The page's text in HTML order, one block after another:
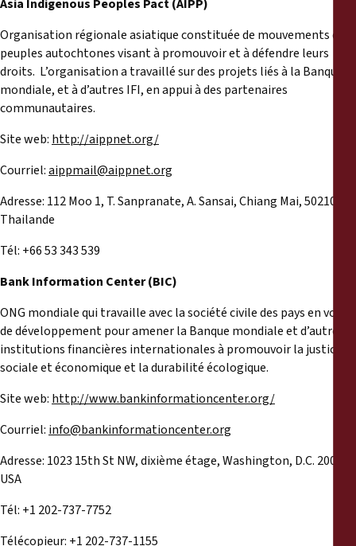
Asia Indigenous Peoples Pact (AIPP)
Organisation régionale asiatique constituée de mouvements de
peuples autochtones visant à promouvoir et à défendre leurs
droits. L’organisation a travaillé sur des projets liés à la Banque
mondiale, et à d’autres IFI, en appui à des partenaires
communautaires.
Site web: http://aippnet.org/
Courriel:aippmail@aippnet.org
Adresse: 112 Moo 1, T. Sanpranate, A. Sansai, Chiang Mai, 50210,
Thailande
Tél: +66 53 343 539
Bank Information Center (BIC)
ONG mondiale qui travaille avec la société civile des pays en voie
de développement pour amener la Banque mondiale et d’autres
institutions financières internationales à promouvoir la justice
sociale et économique et la durabilité écologique.
Site web: http://www.bankinformationcenter.org/
Courriel: info@bankinformationcenter.org
Adresse: 1023 15th St NW, dixième étage, Washington, D.C. 20005,
USA
Tél: +1 202-737-7752
Télécopieur: +1 202-737-1155